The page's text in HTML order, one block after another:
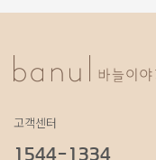
고객센터
1544-1334